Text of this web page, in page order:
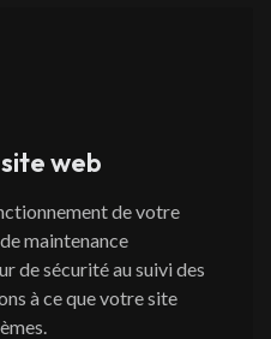
web
de votre
maintenance
de sécurité au suivi des
à ce que votre site